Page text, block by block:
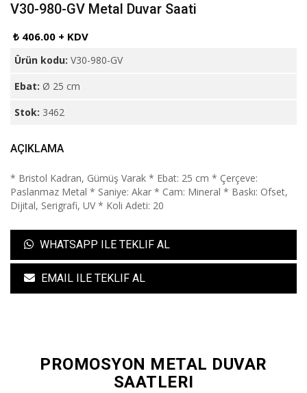
V30-980-GV Metal Duvar Saati
₺ 406.00 + KDV
Ürün kodu: V30-980-GV
Ebat: Ø 25 cm
Stok: 3462
AÇIKLAMA
* Bristol Kadran, Gümüş Varak * Ebat: 25 cm * Çerçeve:
Paslanmaz Metal * Saniye: Akar * Cam: Mineral * Baskı: Ofset,
Dijital, Serigrafi, UV * Koli Adeti: 20
WHATSAPP ILE TEKLIF AL
EMAIL ILE TEKLIF AL
PROMOSYON METAL DUVAR
SAATLERI